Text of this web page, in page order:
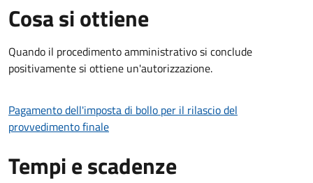
Cosa si ottiene
Quando il procedimento amministrativo si conclude
positivamente si ottiene un'autorizzazione.
Pagamento dell'imposta di bollo per il rilascio del
provvedimento finale
Tempi e scadenze